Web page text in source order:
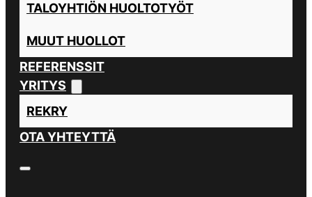
TALOYHTIÖN HUOLTOTYÖT
MUUT HUOLLOT
REFERENSSIT
YRITYS
REKRY
OTA YHTEYTTÄ